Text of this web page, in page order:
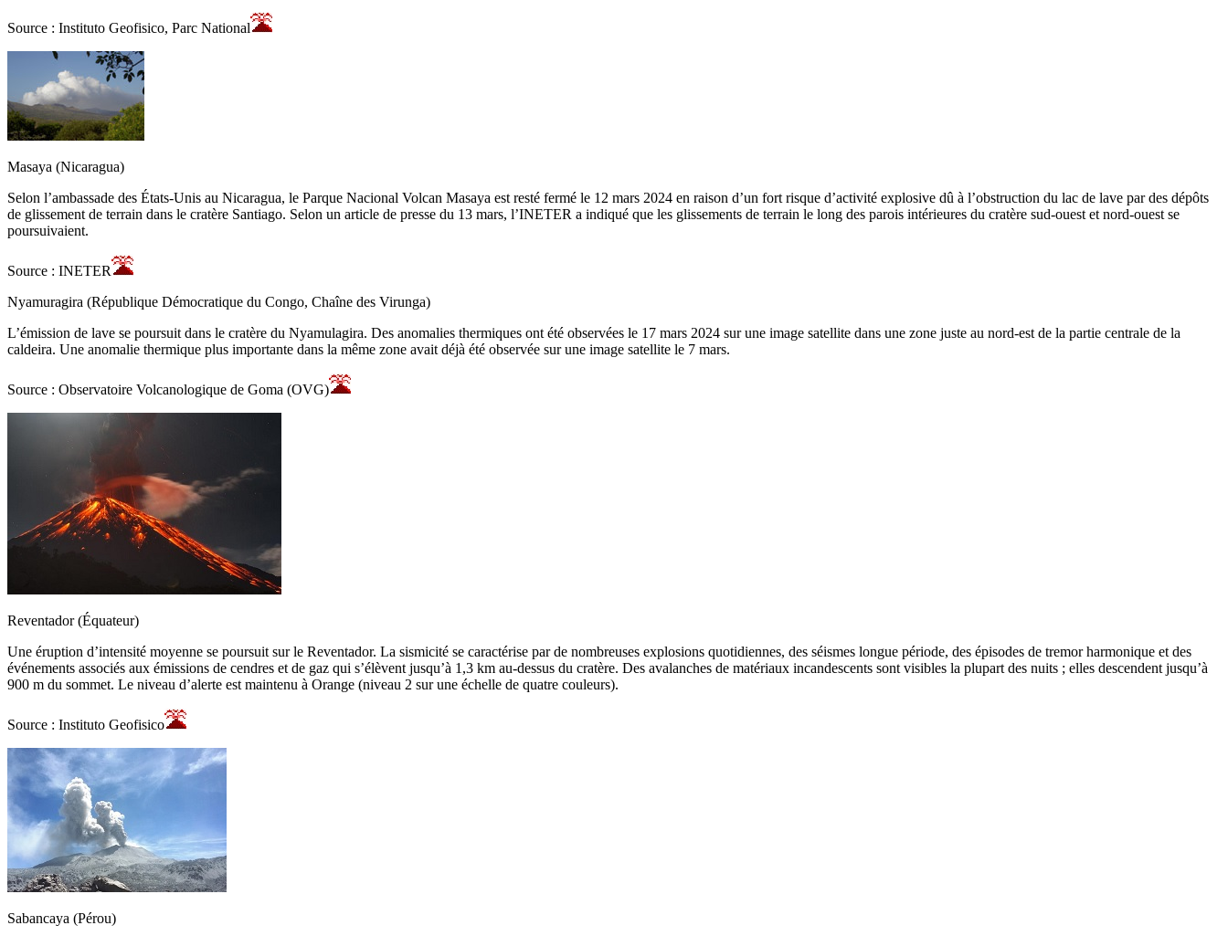
Source : Instituto Geofisico, Parc National
Masaya (Nicaragua)
Selon l’ambassade des États-Unis au Nicaragua, le Parque Nacional Volcan Masaya est resté fermé le 12 mars 2024 en raison d’un fort risque d’activité explosive dû à l’obstruction du lac de lave par des dépôts
de glissement de terrain dans le cratère Santiago. Selon un article de presse du 13 mars, l’INETER a indiqué que les glissements de terrain le long des parois intérieures du cratère sud-ouest et nord-ouest se
poursuivaient.
Source : INETER
Nyamuragira (République Démocratique du Congo, Chaîne des Virunga)
L’émission de lave se poursuit dans le cratère du Nyamulagira. Des anomalies thermiques ont été observées le 17 mars 2024 sur une image satellite dans une zone juste au nord-est de la partie centrale de la
caldeira. Une anomalie thermique plus importante dans la même zone avait déjà été observée sur une image satellite le 7 mars.
Source : Observatoire Volcanologique de Goma (OVG)
Reventador (Équateur)
Une éruption d’intensité moyenne se poursuit sur le Reventador. La sismicité se caractérise par de nombreuses explosions quotidiennes, des séismes longue période, des épisodes de tremor harmonique et des
événements associés aux émissions de cendres et de gaz qui s’élèvent jusqu’à 1,3 km au-dessus du cratère. Des avalanches de matériaux incandescents sont visibles la plupart des nuits ; elles descendent jusqu’à
900 m du sommet. Le niveau d’alerte est maintenu à Orange (niveau 2 sur une échelle de quatre couleurs).
Source : Instituto Geofisico
Sabancaya (Pérou)